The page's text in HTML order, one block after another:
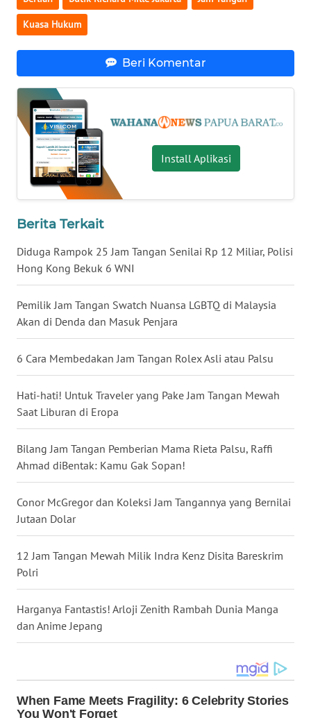
Kuasa Hukum
Beri Komentar
Install Aplikasi
Berita Terkait
Diduga Rampok 25 Jam Tangan Senilai Rp 12 Miliar, Polisi
Hong Kong Bekuk 6 WNI
Pemilik Jam Tangan Swatch Nuansa LGBTQ di Malaysia
Akan di Denda dan Masuk Penjara
6 Cara Membedakan Jam Tangan Rolex Asli atau Palsu
Hati-hati! Untuk Traveler yang Pake Jam Tangan Mewah
Saat Liburan di Eropa
Bilang Jam Tangan Pemberian Mama Rieta Palsu, Raffi
Ahmad diBentak: Kamu Gak Sopan!
Conor McGregor dan Koleksi Jam Tangannya yang Bernilai
Jutaan Dolar
12 Jam Tangan Mewah Milik Indra Kenz Disita Bareskrim
Polri
Harganya Fantastis! Arloji Zenith Rambah Dunia Manga
dan Anime Jepang
WN
WN
WN
JATIM
WN
BALI
KALBAR
WN
KALTENG
WN
KALSEL
KALTIM
SULSEL
GORONTALO
WN
SULUT
WN
WN
MALUT